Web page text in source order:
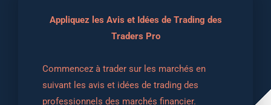
Appliquez les Avis et Idées de Trading des
Traders Pro
Commencez à trader sur les marchés en
suivant les avis et idées de trading des
professionnels des marchés financier.